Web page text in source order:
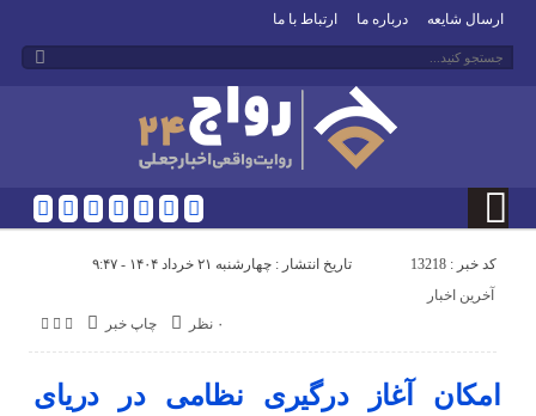
ارسال شایعه درباره ما ارتباط با ما
کد خبر : 13218 تاریخ انتشار : چهارشنبه ۲۱ خرداد ۱۴۰۴ - ۹:۴۷
چاپ خبر ۰ نظر
آخرین اخبار
امکان آغاز درگیری نظامی در دریای